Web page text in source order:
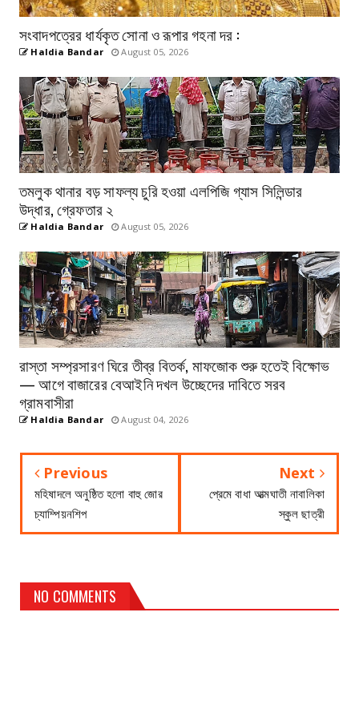
সংবাদপত্রের ধার্যকৃত সোনা ও রূপার গহনা দর :
Haldia Bandar August 05, 2026
তমলুক থানার বড় সাফল্য চুরি হওয়া এলপিজি গ্যাস সিলিন্ডার
উদ্ধার, গ্রেফতার ২
Haldia Bandar August 05, 2026
রাস্তা সম্প্রসারণ ঘিরে তীব্র বিতর্ক, মাফজোক শুরু হতেই বিক্ষোভ
— আগে বাজারের বেআইনি দখল উচ্ছেদের দাবিতে সরব
গ্রামবাসীরা
Haldia Bandar August 04, 2026
Previous
মহিষাদলে অনুষ্ঠিত হলো বাহু জোর
চ্যাম্পিয়নশিপ
Next
প্রেমে বাধা আত্মঘাতী নাবালিকা
স্কুল ছাত্রী
NO COMMENTS